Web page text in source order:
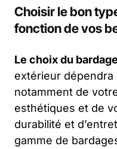
Choisir le bon
fonction de vos
Le choix du
extérieur
notamment de
esthétiques et de
durabilité et
gamme de